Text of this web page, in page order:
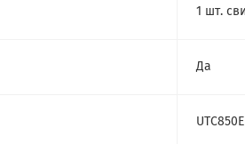
1 шт.
Да
UTC850E